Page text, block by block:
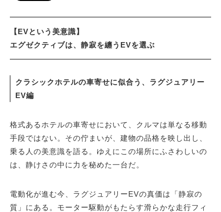
【EVという美意識】
エグゼクティブは、静寂を纏うEVを選ぶ
クラシックホテルの車寄せに似合う、ラグジュアリー
EV編
格式あるホテルの車寄せにおいて、クルマは単なる移動
手段ではない。その佇まいが、建物の品格を映し出し、
乗る人の美意識を語る。ゆえにこの場所にふさわしいの
は、静けさの中に力を秘めた一台だ。
電動化が進む今、ラグジュアリーEVの真価は「静寂の
質」にある。モーター駆動がもたらす滑らかな走行フィ
MAGAZINE
サイトマップ